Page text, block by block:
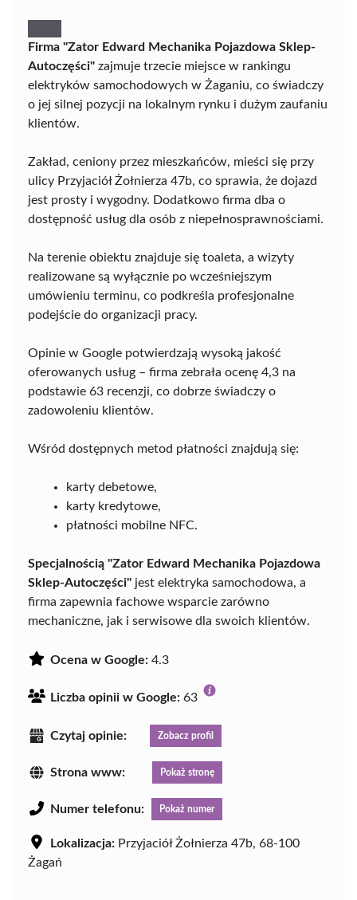
Firma "Zator Edward Mechanika Pojazdowa Sklep-
Autoczęści" zajmuje trzecie miejsce w rankingu
elektryków samochodowych w Żaganiu, co świadczy
o jej silnej pozycji na lokalnym rynku i dużym zaufaniu
klientów.
Zakład, ceniony przez mieszkańców, mieści się przy
ulicy Przyjaciół Żołnierza 47b, co sprawia, że dojazd
jest prosty i wygodny. Dodatkowo firma dba o
dostępność usług dla osób z niepełnosprawnościami.
Na terenie obiektu znajduje się toaleta, a wizyty
realizowane są wyłącznie po wcześniejszym
umówieniu terminu, co podkreśla profesjonalne
podejście do organizacji pracy.
Opinie w Google potwierdzają wysoką jakość
oferowanych usług – firma zebrała ocenę 4,3 na
podstawie 63 recenzji, co dobrze świadczy o
zadowoleniu klientów.
Wśród dostępnych metod płatności znajdują się:
karty debetowe,
karty kredytowe,
płatności mobilne NFC.
Specjalnością "Zator Edward Mechanika Pojazdowa
Sklep-Autoczęści" jest elektryka samochodowa, a
firma zapewnia fachowe wsparcie zarówno
mechaniczne, jak i serwisowe dla swoich klientów.
Ocena w Google: 4.3
Liczba opinii w Google: 63
Czytaj opinie: Zobacz profil
Strona www: Pokaż stronę
Numer telefonu: Pokaż numer
Lokalizacja: Przyjaciół Żołnierza 47b, 68-100
Żagań